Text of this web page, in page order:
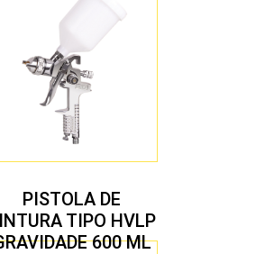
PISTOLA DE
TIPO HVLP
600 ML